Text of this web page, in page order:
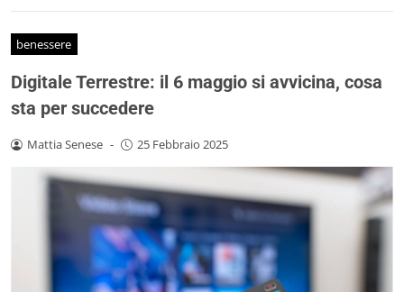
benessere
Digitale Terrestre: il 6 maggio si avvicina, cosa
sta per succedere
Mattia Senese - 25 Febbraio 2025